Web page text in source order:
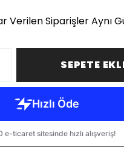
Verilen Siparişler Aynı
SEPETE